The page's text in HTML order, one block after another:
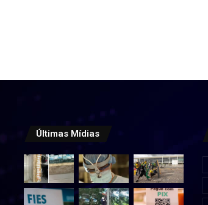
Últimas Mídias